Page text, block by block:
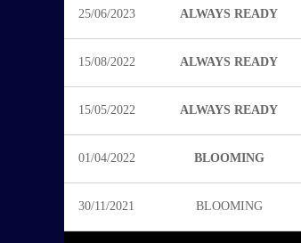
25/06/2023 ALWAYS READY
15/08/2022 ALWAYS READY
15/05/2022 ALWAYS READY
01/04/2022 BLOOMING
30/11/2021 BLOOMING